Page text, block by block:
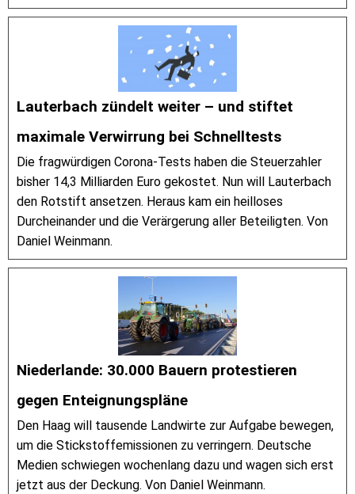
Lauterbach zündelt weiter – und stiftet
maximale Verwirrung bei Schnelltests
Die fragwürdigen Corona-Tests haben die Steuerzahler
bisher 14,3 Milliarden Euro gekostet. Nun will Lauterbach
den Rotstift ansetzen. Heraus kam ein heilloses
Durcheinander und die Verärgerung aller Beteiligten. Von
Daniel Weinmann.
Niederlande: 30.000 Bauern protestieren
gegen Enteignungspläne
Den Haag will tausende Landwirte zur Aufgabe bewegen,
um die Stickstoffemissionen zu verringern. Deutsche
Medien schwiegen wochenlang dazu und wagen sich erst
jetzt aus der Deckung. Von Daniel Weinmann.